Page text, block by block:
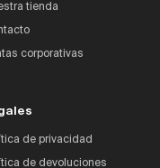
tienda
corporativas
de privacidad
de devoluciones